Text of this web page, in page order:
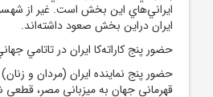
ايراني‌هاي اين بخش است. غير از
ايران دراين بخش صعود داشته‌اند.
حضور پنج کاراته‌کا ايران در تاتامي
حضور پنج نماينده ايران (مردان و
قهرماني جهان به ميزباني مصر،